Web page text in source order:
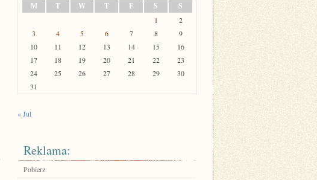
M
T W T F S S
1
2
3
4 5 6 7 8
9
10
11 12 13 14 15
16
17
18 19 20 21 22
23
24
25 26 27 28 29
30
31
« Jul
Reklama:
Pobierz